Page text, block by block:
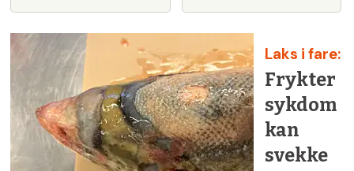
Laks i fare:
Frykter
sykdom
kan
svekke